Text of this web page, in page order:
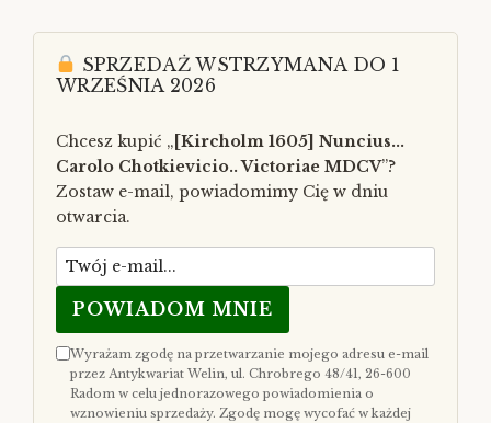
SPRZEDAŻ WSTRZYMANA DO 1
WRZEŚNIA 2026
Chcesz kupić „ [Kircholm 1605] Nuncius...
Carolo Chotkievicio.. Victoriae MDCV”?
Zostaw e-mail, powiadomimy Cię w dniu
otwarcia.
POWIADOM MNIE
Wyrażam zgodę na przetwarzanie mojego adresu e-mail
przez Antykwariat Welin, ul. Chrobrego 48/41, 26-600
Radom w celu jednorazowego powiadomienia o
wznowieniu sprzedaży. Zgodę mogę wycofać w każdej